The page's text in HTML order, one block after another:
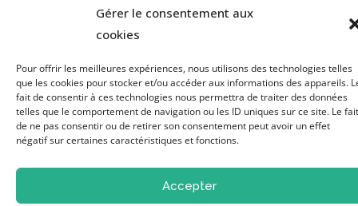
Gérer le consentement aux
cookies
Pour offrir les meilleures expériences, nous utilisons des technologies telles
que les cookies pour stocker et/ou accéder aux informations des appareils.
fait de consentir à ces technologies nous permettra de traiter des données
telles que le comportement de navigation ou les ID uniques sur ce site. Le fait
de ne pas consentir ou de retirer son consentement peut avoir un effet
négatif sur certaines caractéristiques et fonctions.
Accepter
Les associations
À propos
Contact
S'inscrire au forum
Mentions légales Cookies